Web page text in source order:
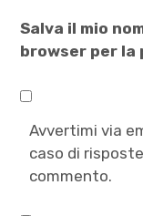
Salva il mio
browser per la
Avvertimi via
caso di
commento.